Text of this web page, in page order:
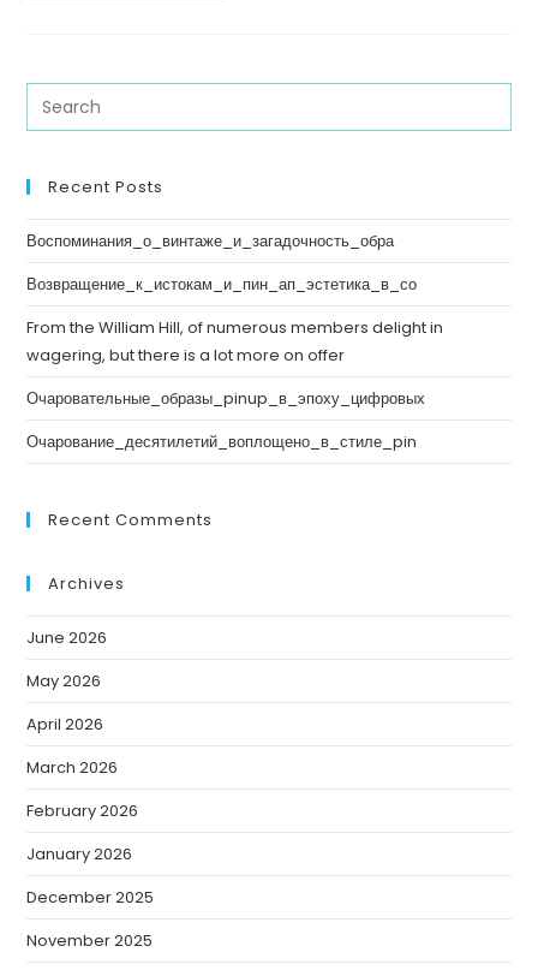
Recent Posts
Воспоминания_о_винтаже_и_загадочность_обра
Возвращение_к_истокам_и_пин_ап_эстетика_в_со
From the William Hill, of numerous members delight in
wagering, but there is a lot more on offer
Очаровательные_образы_pinup_в_эпоху_цифровых
Очарование_десятилетий_воплощено_в_стиле_pin
Recent Comments
Archives
June 2026
May 2026
April 2026
March 2026
February 2026
January 2026
December 2025
November 2025